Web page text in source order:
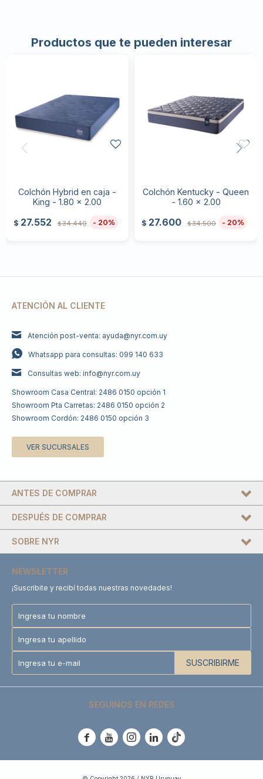
Productos que te pueden interesar
Colchón Hybrid en caja -
King - 1.80 x 2.00
$ 27.552 $34.440 20
Colchón Kentucky - Queen
- 1.60 x 2.00
$ 27.600 $34.500 20
ATENCIÓN AL CLIENTE
Atención post-venta: ayuda@nyr.com.uy
Whatsapp para consultas: 099 140 633
Consultas web: info@nyr.com.uy
Showroom Casa Central: 2486 0150 opción 1
Showroom Pta Carretas: 2486 0150 opción 2
Showroom Cordón: 2486 0150 opción 3
VER SUCURSALES
DESPUÉS DE COMPRAR
SOBRE NYR
ANTES DE COMPRAR
NEWSLETTER
¡Suscribite y recibí todas nuestras novedades!
SUSCRIBIRME
SEGUINOS EN REDES
    